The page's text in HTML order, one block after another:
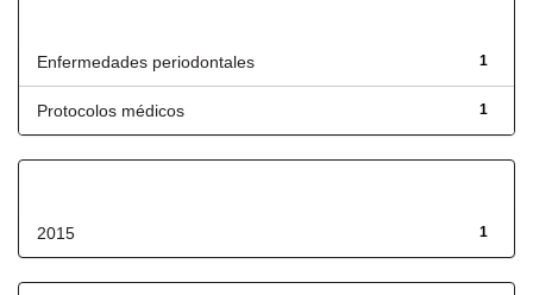
1
Enfermedades periodontales
1
Protocolos médicos
1
2015